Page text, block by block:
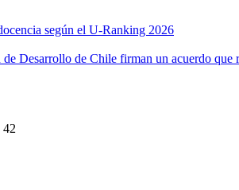
según el U-Ranking 2026
Desarrollo de Chile firman un acuerdo que
42